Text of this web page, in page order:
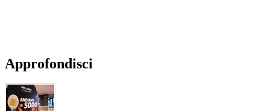
Approfondisci